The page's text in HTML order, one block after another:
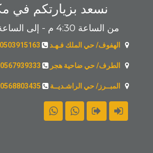
نسعد بزيارتكم في
من الساعة 4:30 م - إلى الساعة 10:30 م
الهفوف/ حي الملك فـهـد 0503915163
الطرف/ حي ضاحية هجر 0567939333
المبــرز/ حي الراشـديــة 0568803435